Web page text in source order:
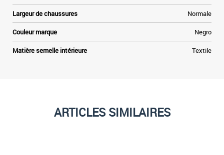
Largeur de chaussures Normale
Couleur marque Negro
Matière semelle intérieure Textile
ARTICLES SIMILAIRES